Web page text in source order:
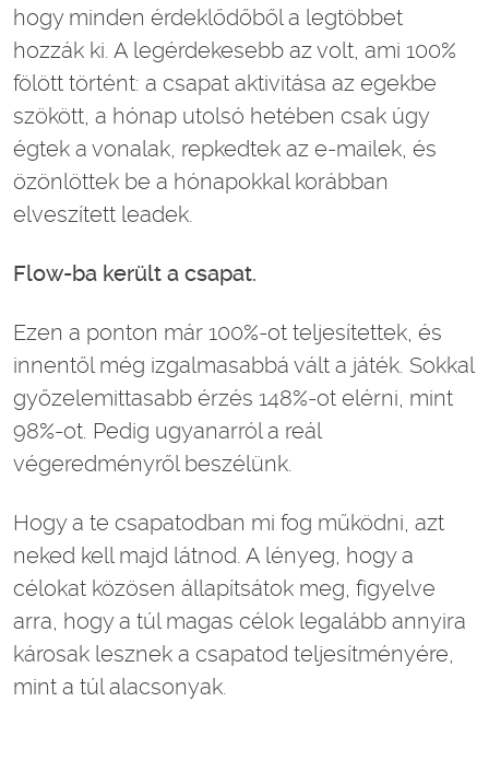
hogy minden érdeklődőből a legtöbbet
hozzák ki. A legérdekesebb az volt, ami 100%
fölött történt: a csapat aktivitása az egekbe
szökött, a hónap utolsó hetében csak úgy
égtek a vonalak, repkedtek az e-mailek, és
özönlöttek be a hónapokkal korábban
elveszített leadek.
Flow-ba került a csapat.
Ezen a ponton már 100%-ot teljesítettek, és
innentől még izgalmasabbá vált a játék. Sokkal
győzelemittasabb érzés 148%-ot elérni, mint
98%-ot. Pedig ugyanarról a reál
végeredményről beszélünk.
Hogy a te csapatodban mi fog működni, azt
neked kell majd látnod. A lényeg, hogy a
célokat közösen állapítsátok meg, figyelve
arra, hogy a túl magas célok legalább annyira
károsak lesznek a csapatod teljesítményére,
mint a túl alacsonyak.